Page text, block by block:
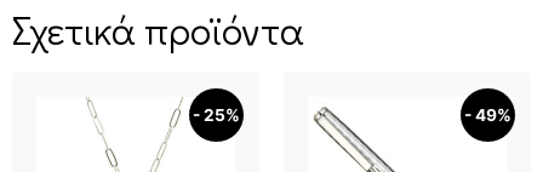
Σχετικά προϊόντα
- 25% - 49%